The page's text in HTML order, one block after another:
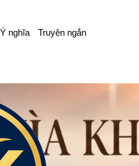
nghĩa
Truyện ngắn